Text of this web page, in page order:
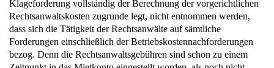
dass sich die Tätigkeit der Rechtsanwälte auf sämtliche
Forderungen einschließlich der Betriebskostennachforderungen
bezog. Denn die Rechtsanwaltsgebühren sind schon zu einem
Zeitpunkt in das Mietkonto eingestellt worden, als noch nicht
sämtliche später klageweise geltend gemachte Forderungen